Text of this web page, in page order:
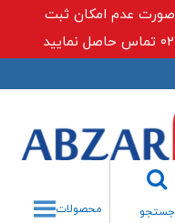
صورت عدم امکان ثبت
جستجو
جستجو محصولات